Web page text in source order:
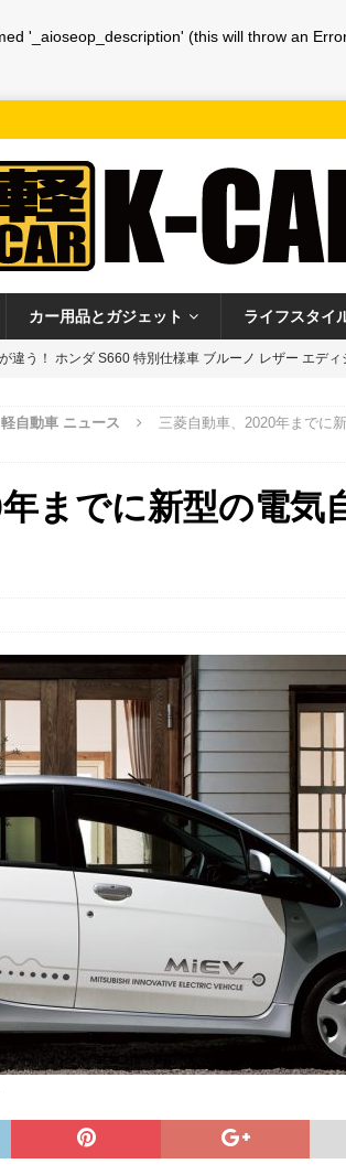
'_aioseop_description' (this will throw an
カー用品とガジェット ライフスタイ
違う！ ホンダ S660 特別仕様車 ブルーノ レザー エディ
堂“ミニ”スーパーファミコンが10月に発売、本体に21タ
S660 ベーシックグレード解説 軽自動車 車種別解説
】時速500キロ超で走る美人女性レーサーのマシンが爆発
軽自動車 ニュース
三菱自動車、2020年までに
までに新型の電気